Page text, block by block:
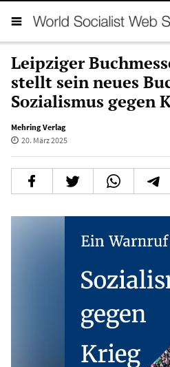
Leipziger
stellt sein neues
Sozialismus gegen
Mehring Verlag
20. März 2025